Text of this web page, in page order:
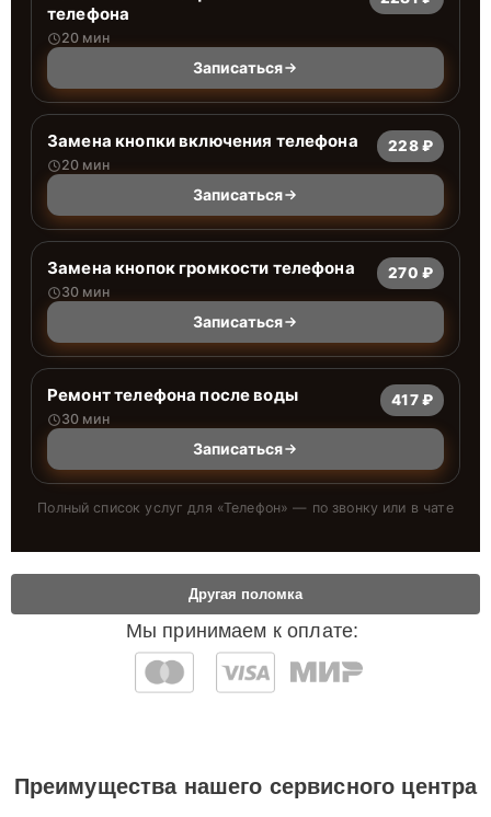
телефона
20 мин
Записаться
Замена кнопки включения телефона
20 мин
228 ₽
Записаться
Замена кнопок громкости телефона
30 мин
270 ₽
Записаться
Ремонт телефона после воды
30 мин
417 ₽
Записаться
Полный список услуг для «Телефон» — по звонку или в чате
Мы принимаем к оплате:
Другая поломка
Преимущества нашего сервисного центра